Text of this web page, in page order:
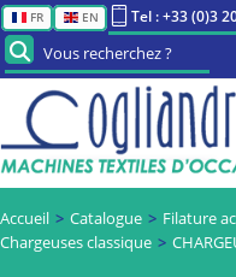
FR EN Tel : +33 (0)3
Vous recherchez ?
Accueil Catalogue Filature
Chargeuses classique